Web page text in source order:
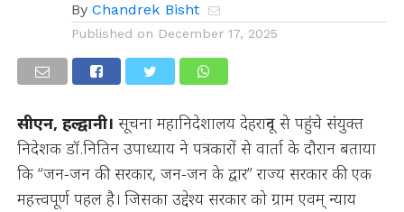
By Chandrek Bisht
Published on December 17, 2025
सीएन, हल्द्वानी। सूचना महानिदेशालय देहरादून से पहुंचे संयुक्त
निदेशक डॉ.नितिन उपाध्याय ने पत्रकारों से वार्ता के दौरान बताया
कि “जन-जन की सरकार, जन-जन के द्वार” राज्य सरकार की एक
महत्त्वपूर्ण पहल है। जिसका उद्देश्य सरकार को ग्राम एवम् न्याय